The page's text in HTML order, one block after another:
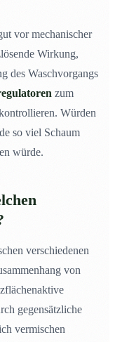
vor mechanischer
Wirkung,
des Waschvorgangs
zum
Würden
so viel Schaum
würde.
verschiedenen
von
gegensätzliche
vermischen